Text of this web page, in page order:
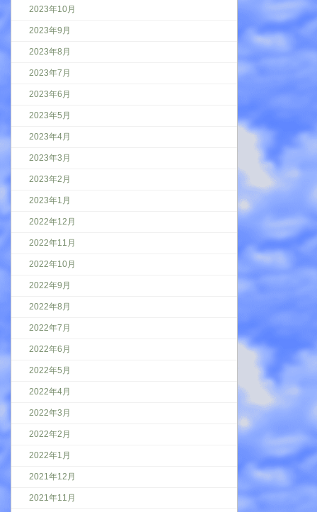
2023年10月
2023年9月
2023年8月
2023年7月
2023年6月
2023年5月
2023年4月
2023年3月
2023年2月
2023年1月
2022年12月
2022年11月
2022年10月
2022年9月
2022年8月
2022年7月
2022年6月
2022年5月
2022年4月
2022年3月
2022年2月
2022年1月
2021年12月
2021年11月